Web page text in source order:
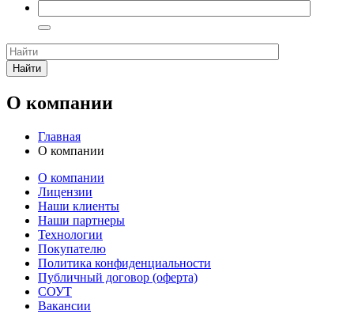
Найти
О компании
Главная
О компании
О компании
Лицензии
Наши клиенты
Наши партнеры
Технологии
Покупателю
Политика конфиденциальности
Публичный договор (оферта)
СОУТ
Вакансии